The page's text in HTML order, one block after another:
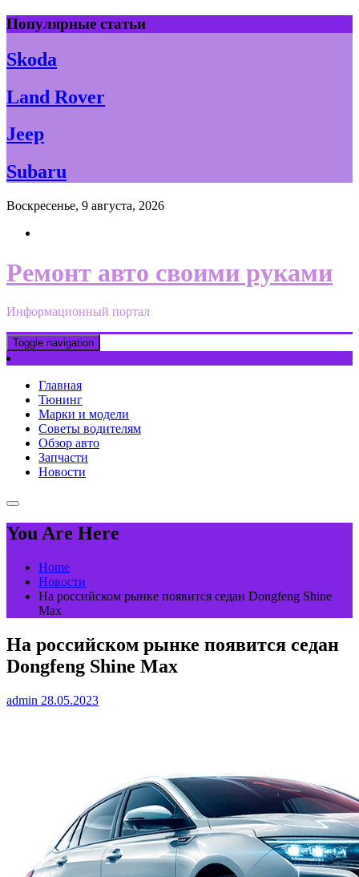
Skip
to
content
Популярные статьи
Skoda
Land Rover
Jeep
Subaru
Воскресенье, 9 августа, 2026
Ремонт авто своими руками
Информационный портал
Toggle navigation
Главная
Тюнинг
Марки и модели
Советы водителям
Обзор авто
Запчасти
Новости
You Are Here
Home
Новости
На российском рынке появится седан Dongfeng Shine
Max
На российском рынке появится седан
Dongfeng Shine Max
admin 28.05.2023